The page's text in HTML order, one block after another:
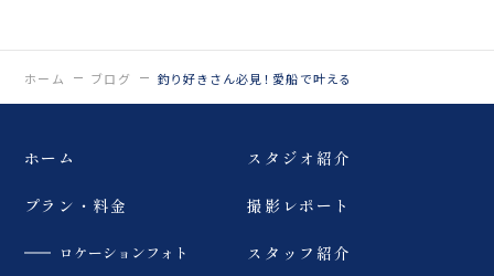
グフォトスタジオ
「ReiMei+」 場所:福島
県郡山市富田町権現林9-
1 問い合わせ番号:0120-
LINE:@757gbgmv ご
予約・ご見学、ご相談
……………………… #
ホーム ブログ 釣り好きさん必見！愛船で叶える
ホーム
プラン・料金
ロケーションフォト
スタジオ紹介
撮影レポート
スタッフ紹介